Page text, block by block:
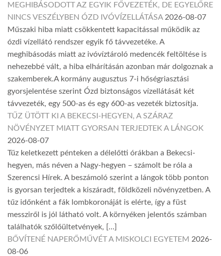
MEGHIBÁSODOTT AZ EGYIK FŐVEZETÉK, DE EGYELŐRE
NINCS VESZÉLYBEN ÓZD IVÓVÍZELLÁTÁSA 2026-08-07
Műszaki hiba miatt csökkentett kapacitással működik az
ózdi vízellátó rendszer egyik fő távvezetéke. A
meghibásodás miatt az ivóvíztároló medencék feltöltése is
nehezebbé vált, a hiba elhárításán azonban már dolgoznak a
szakemberek.A kormány augusztus 7-i hőségriasztási
gyorsjelentése szerint Ózd biztonságos vízellátását két
távvezeték, egy 500-as és egy 600-as vezeték biztosítja.
TŰZ ÜTÖTT KI A BEKECSI-HEGYEN, A SZÁRAZ
NÖVÉNYZET MIATT GYORSAN TERJEDTEK A LÁNGOK
2026-08-07
Tűz keletkezett pénteken a délelőtti órákban a Bekecsi-
hegyen, más néven a Nagy-hegyen – számolt be róla a
Szerencsi Hírek. A beszámoló szerint a lángok több ponton
is gyorsan terjedtek a kiszáradt, földközeli növényzetben. A
tűz időnként a fák lombkoronáját is elérte, így a füst
messziről is jól látható volt. A környéken jelentős számban
találhatók szőlőültetvények, […]
BŐVÍTENÉ NAPERŐMŰVÉT A MISKOLCI EGYETEM 2026-
08-06